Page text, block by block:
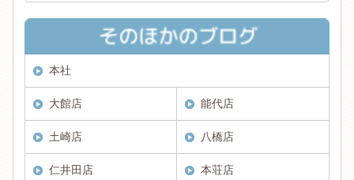
本社
大館店 能代店
土崎店 八橋店
仁井田店 本荘店